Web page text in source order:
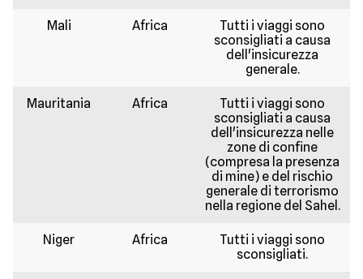
Mali Africa
Tutti i viaggi sono
sconsigliati a causa
dell'insicurezza
generale.
Mauritania Africa
Tutti i viaggi sono
sconsigliati a causa
dell'insicurezza nelle
zone di confine
(compresa la presenza
di mine) e del rischio
generale di terrorismo
nella regione del Sahel.
Niger Africa
Tutti i viaggi sono
sconsigliati.